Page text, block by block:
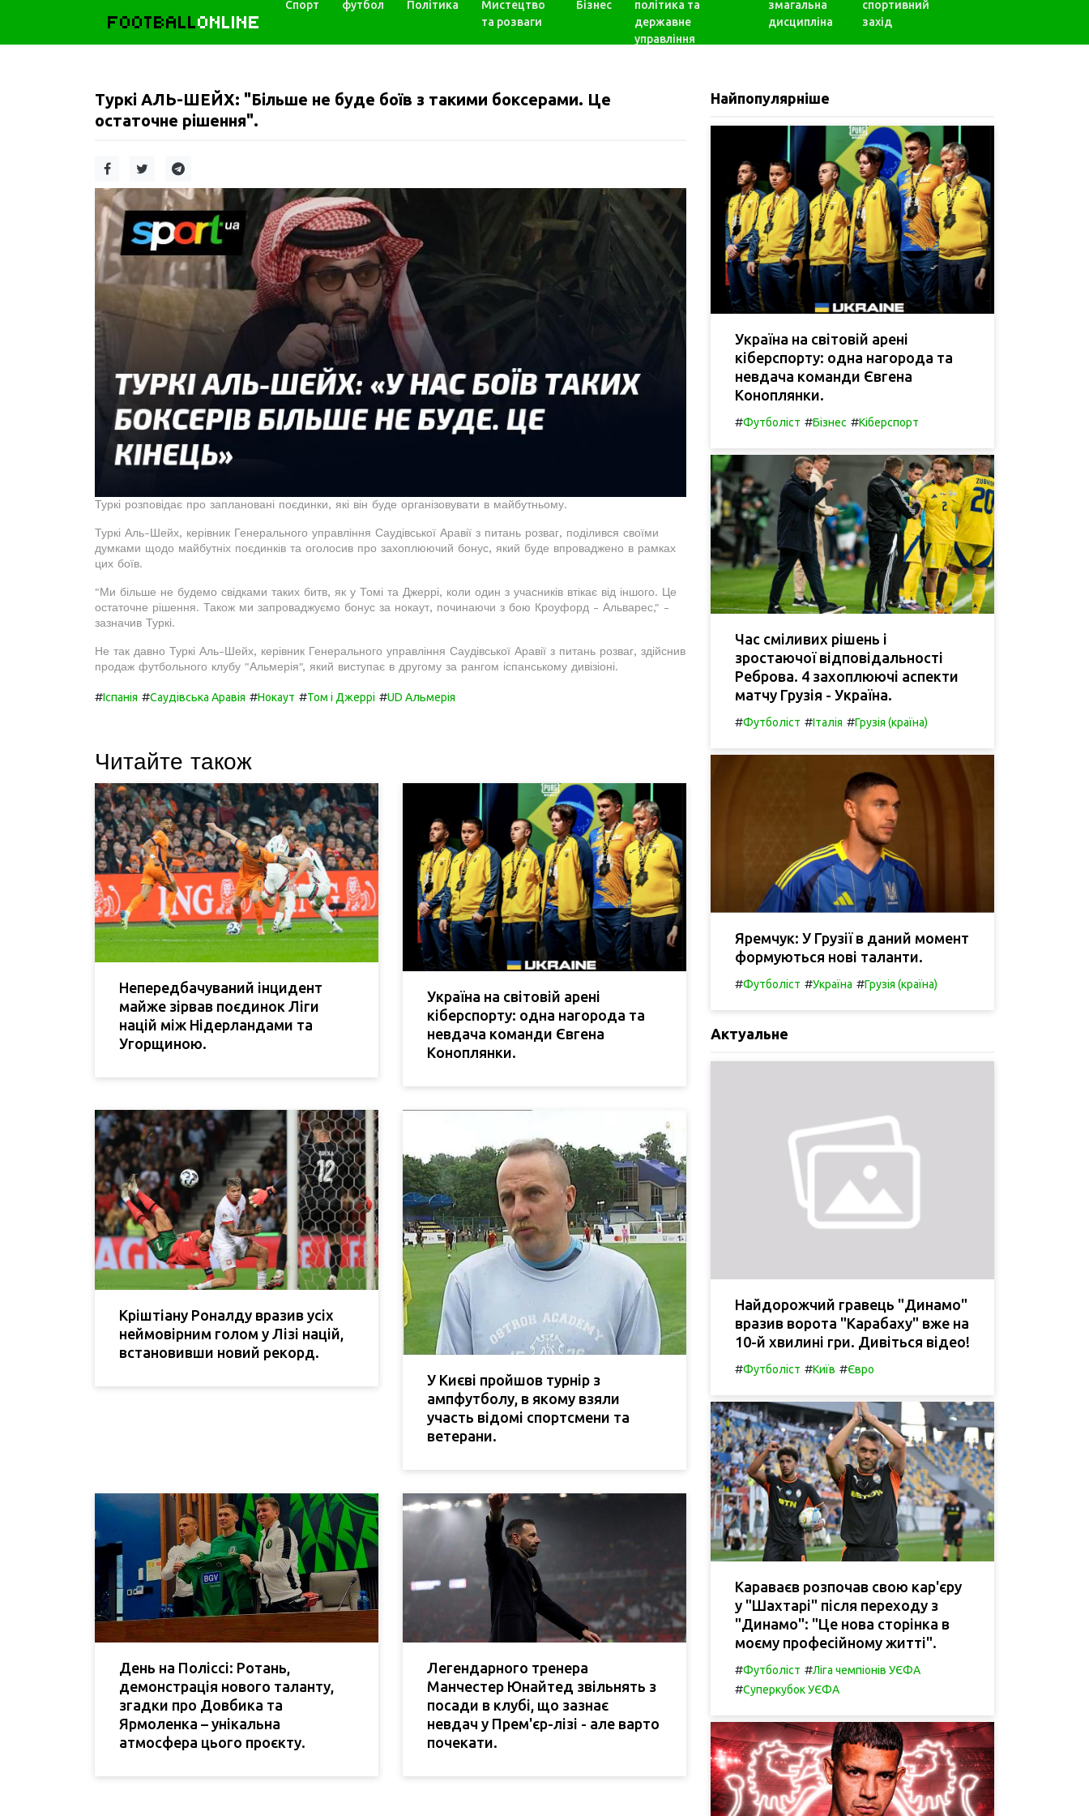
FOOTBALLONLINE
Спорт футбол Політика
Мистецтво
та розваги
Бізнес
політика та
державне
управління
змагальна
дисципліна
спортивний
захід
Туркі АЛЬ-ШЕЙХ: "Більше не буде боїв з такими боксерами. Це
остаточне рішення".
Туркі розповідає про заплановані поєдинки, які він буде організовувати в майбутньому.
Туркі Аль-Шейх, керівник Генерального управління Саудівської Аравії з питань розваг, поділився своїми
думками щодо майбутніх поєдинків та оголосив про захоплюючий бонус, який буде впроваджено в рамках
цих боїв.
"Ми більше не будемо свідками таких битв, як у Томі та Джеррі, коли один з учасників втікає від іншого. Це
остаточне рішення. Також ми запроваджуємо бонус за нокаут, починаючи з бою Кроуфорд - Альварес," -
зазначив Туркі.
Не так давно Туркі Аль-Шейх, керівник Генерального управління Саудівської Аравії з питань розваг, здійснив
продаж футбольного клубу "Альмерія", який виступає в другому за рангом іспанському дивізіоні.
#Іспанія #Саудівська Аравія #Нокаут #Том і Джеррі #UD Альмерія
Читайте також
Непередбачуваний інцидент
майже зірвав поєдинок Ліги
націй між Нідерландами та
Угорщиною.
Україна на світовій арені
кіберспорту: одна нагорода та
невдача команди Євгена
Коноплянки.
Кріштіану Роналду вразив усіх
неймовірним голом у Лізі націй,
встановивши новий рекорд.
У Києві пройшов турнір з
ампфутболу, в якому взяли
участь відомі спортсмени та
ветерани.
День на Поліссі: Ротань,
демонстрація нового таланту,
згадки про Довбика та
Ярмоленка – унікальна
атмосфера цього проєкту.
Легендарного тренера
Манчестер Юнайтед звільнять з
посади в клубі, що зазнає
невдач у Прем'єр-лізі - але варто
почекати.
Найпопулярніше
Україна на світовій арені
кіберспорту: одна нагорода та
невдача команди Євгена
Коноплянки.
#Футболіст #Бізнес #Кіберспорт
Час сміливих рішень і
зростаючої відповідальності
Реброва. 4 захоплюючі аспекти
матчу Грузія - Україна.
#Футболіст #Італія #Грузія (країна)
Яремчук: У Грузії в даний момент
формуються нові таланти.
#Футболіст #Україна #Грузія (країна)
Актуальне
Найдорожчий гравець "Динамо"
вразив ворота "Карабаху" вже на
10-й хвилині гри. Дивіться відео!
#Футболіст #Київ #Євро
Караваєв розпочав свою кар'єру
у "Шахтарі" після переходу з
"Динамо": "Це нова сторінка в
моєму професійному житті".
#Футболіст #Ліга чемпіонів УЄФА
#Суперкубок УЄФА